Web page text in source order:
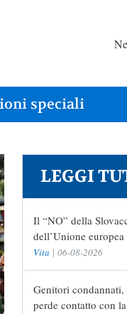
speciali
LEGGI
Il “NO” della
dell’Unione europea
Vita | 06-08-2026
Genitori
perde contatto con